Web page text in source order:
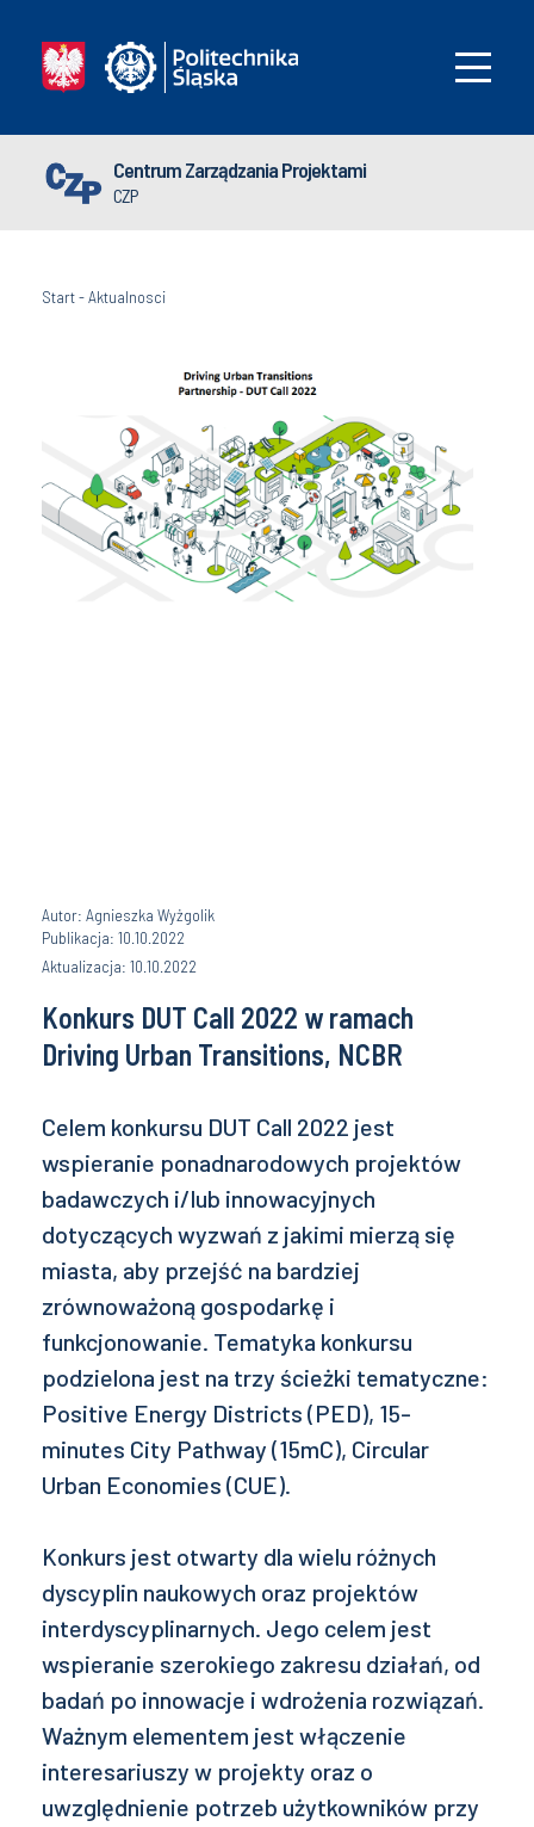
Centrum Zarządzania Projektami
CZP
Start-Aktualnosci
Autor: Agnieszka Wyżgolik
Publikacja: 10.10.2022
Aktualizacja: 10.10.2022
Konkurs DUT Call 2022 w ramach
Driving Urban Transitions, NCBR
Celem konkursu DUT Call 2022 jest
wspieranie ponadnarodowych projektów
badawczych i/lub innowacyjnych
dotyczących wyzwań z jakimi mierzą się
miasta, aby przejść na bardziej
zrównoważoną gospodarkę i
funkcjonowanie. Tematyka konkursu
podzielona jest na trzy ścieżki tematyczne:
Positive Energy Districts (PED), 15-
minutes City Pathway (15mC), Circular
Urban Economies (CUE).
Konkurs jest otwarty dla wielu różnych
dyscyplin naukowych oraz projektów
interdyscyplinarnych. Jego celem jest
wspieranie szerokiego zakresu działań, od
badań po innowacje i wdrożenia rozwiązań.
Ważnym elementem jest włączenie
interesariuszy w projekty oraz o
uwzględnienie potrzeb użytkowników przy